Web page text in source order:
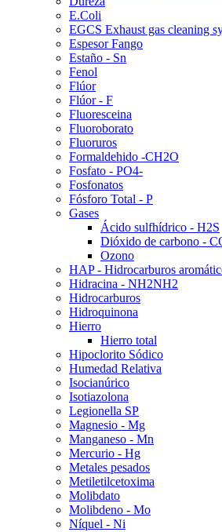
E.Coli
EGCS Exhaust gas cleaning
Espesor Fango
Estaño - Sn
Fenol
Flúor
Flúor - F
Fluoresceina
Fluoroborato
Fluoruros
Formaldehido -CH2O
Fosfato - PO4-
Fosfonatos
Fósforo Total - P
Gases
Ácido sulfhídrico - H2S
Dióxido de carbono -
Ozono
HAP - Hidrocarburos
Hidracina - NH2NH2
Hidrocarburos
Hidroquinona
Hierro
Hierro total
Hipoclorito Sódico
Humedad Relativa
Isocianúrico
Isotiazolona
Legionella SP
Magnesio - Mg
Manganeso - Mn
Mercurio - Hg
Metales pesados
Metiletilcetoxima
Molibdato
Molibdeno - Mo
Níquel - Ni